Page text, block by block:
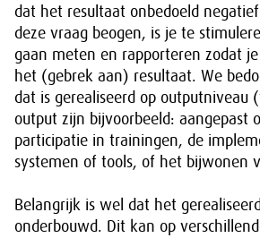
dat het resultaat onbedoeld
deze vraag beogen, is je te
gaan meten en rapporteren zodat
het (gebrek aan) resultaat. We
dat is gerealiseerd op outputniveau
output zijn bijvoorbeeld: aangepast
participatie in trainingen, de
systemen of tools, of het bijwonen
Belangrijk is wel dat het
onderbouwd. Dit kan op